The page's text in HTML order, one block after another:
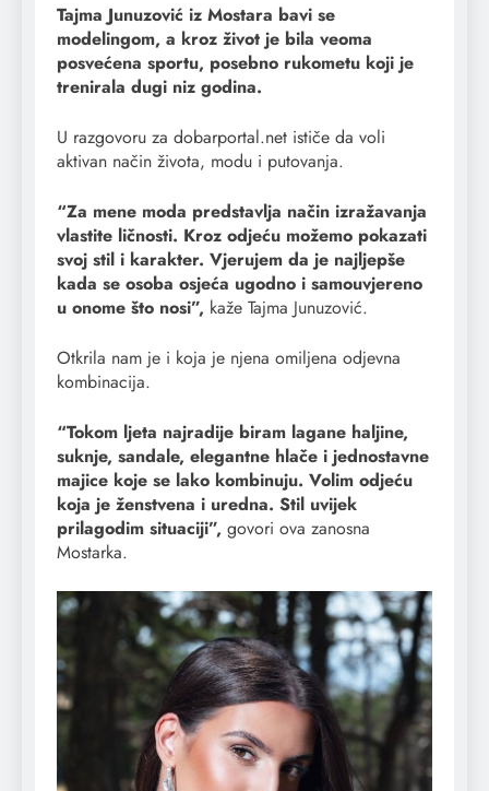
Tajma Junuzović iz Mostara bavi se
modelingom, a kroz život je bila veoma
posvećena sportu, posebno rukometu koji je
trenirala dugi niz godina.
U razgovoru za dobarportal.net ističe da voli
aktivan način života, modu i putovanja.
“Za mene moda predstavlja način izražavanja
vlastite ličnosti. Kroz odjeću možemo pokazati
svoj stil i karakter. Vjerujem da je najljepše
kada se osoba osjeća ugodno i samouvjereno
u onome što nosi”, kaže Tajma Junuzović.
Otkrila nam je i koja je njena omiljena odjevna
kombinacija.
“Tokom ljeta najradije biram lagane haljine,
suknje, sandale, elegantne hlače i jednostavne
majice koje se lako kombinuju. Volim odjeću
koja je ženstvena i uredna. Stil uvijek
prilagodim situaciji”, govori ova zanosna
Mostarka.